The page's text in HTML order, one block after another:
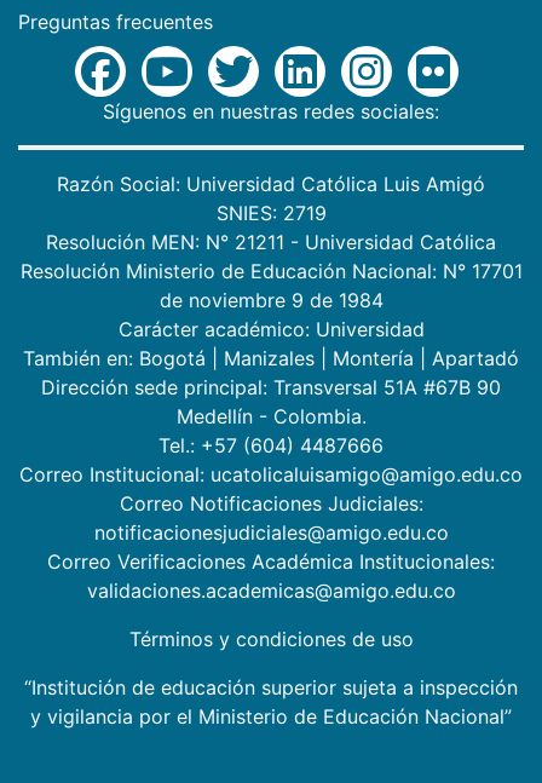
Preguntas frecuentes
Síguenos en nuestras redes sociales:
Razón Social: Universidad Católica Luis Amigó
SNIES: 2719
Resolución MEN: N° 21211 - Universidad Católica
Resolución Ministerio de Educación Nacional: N° 17701
de noviembre 9 de 1984
Carácter académico: Universidad
También en: Bogotá Manizales Montería
Apartadó
Dirección sede principal: Transversal 51A #67B 90
Medellín - Colombia.
Tel.: +57 (604) 4487666
Correo Institucional: ucatolicaluisamigo@amigo.edu.co
Correo Notificaciones Judiciales:
notificacionesjudiciales@amigo.edu.co
Correo Verificaciones Académica Institucionales:
validaciones.academicas@amigo.edu.co
Términos y condiciones de uso
“Institución de educación superior sujeta a inspección
y vigilancia por el Ministerio de Educación Nacional”